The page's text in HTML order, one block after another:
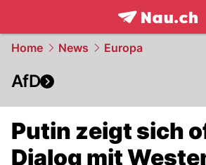
frontpage.
Home News Europa
AfD
Putin zeigt sich
Dialog mit